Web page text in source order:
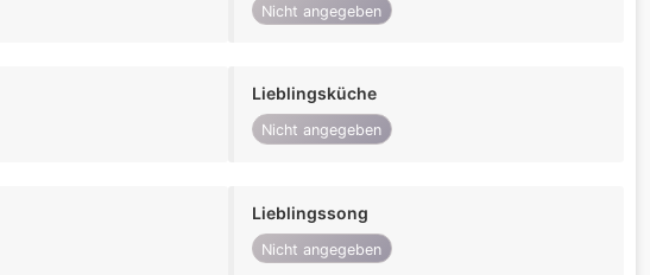
Nicht angegeben
Lieblingsküche
Nicht angegeben
Lieblingssong
Nicht angegeben